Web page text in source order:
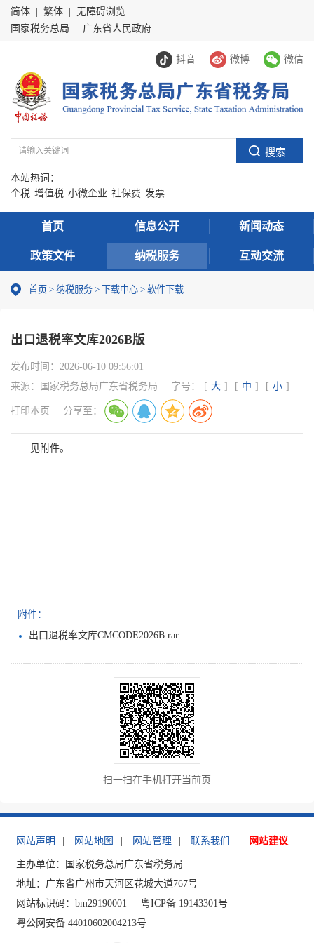
简体 繁体
无障碍浏览
国家税务总局
广东省人民政府
抖音 微博 微信
本站热词：
个税 增值税 小微企业 社保费 发票
首页 信息公开 新闻动态
政策文件 纳税服务 互动交流
首页 > 纳税服务 > 下载中心 > 软件下载
出口退税率文库2026B版
发布时间： 2026-06-10 09:56:01
来源：
国家税务总局广东省税务局 字号： [ 大 ] [ 中 ] [ 小 ]
打印本页 分享至：
见附件。
附件：
出口退税率文库CMCODE2026B.rar
扫一扫在手机打开当前页
网站声明 网站地图 网站管理 联系我们 网站建议
主办单位：国家税务总局广东省税务局
地址：广东省广州市天河区花城大道767号
网站标识码：bm29190001
粤ICP备 19143301号
粤公网安备 44010602004213号